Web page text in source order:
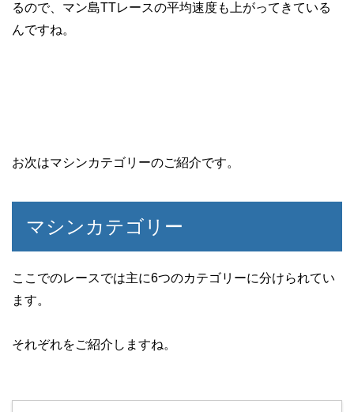
るので、マン島TTレースの平均速度も上がってきている
んですね。
お次はマシンカテゴリーのご紹介です。
マシンカテゴリー
ここでのレースでは主に6つのカテゴリーに分けられてい
ます。
それぞれをご紹介しますね。